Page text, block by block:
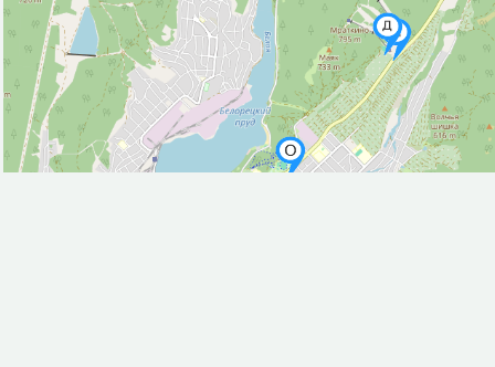
Фастфуд (7)
Фонтан (2)
Церковь (4)
Эстрада (2)
Исторические объекты
Памятник (16)